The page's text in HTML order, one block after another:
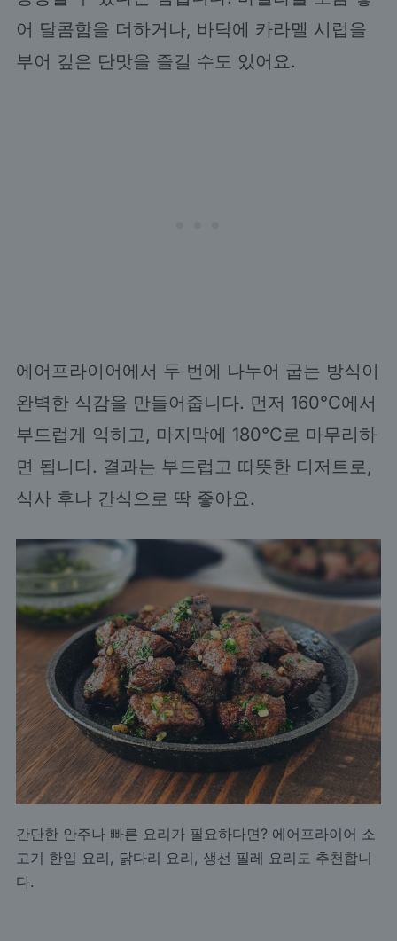
어 달콤함을 더하거나, 바닥에 카라멜 시럽을
부어 깊은 단맛을 즐길 수도 있어요.
에어프라이어에서 두 번에 나누어 굽는 방식이
완벽한 식감을 만들어줍니다. 먼저 160°C에서
부드럽게 익히고, 마지막에 180°C로 마무리하
면 됩니다. 결과는 부드럽고 따뜻한 디저트로,
식사 후나 간식으로 딱 좋아요.
간단한 안주나 빠른 요리가 필요하다면? 에어프라이어 소
고기 한입 요리, 닭다리 요리, 생선 필레 요리도 추천합니
다.